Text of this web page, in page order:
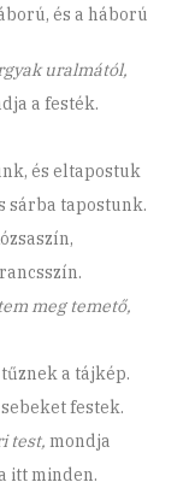
és a háború
uralmától,
a festék.
és eltapostuk
sárba tapostunk.
meg temető,
a tájkép.
festek.
test,mondja
itt minden.